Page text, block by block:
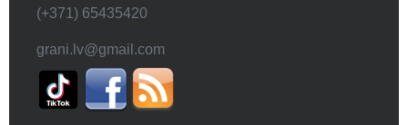
(+371) 65435420
grani.lv@gmail.com